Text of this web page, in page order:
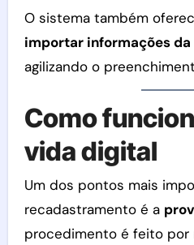
O sistema também
importar informações da
agilizando o
Como
vida digital
Um dos pontos mais
recadastramento é a
procedimento é feito por